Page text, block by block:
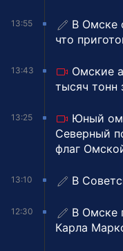
13:55
В Омске
что
13:43
Омские
тысяч тонн
13:25
Юный
Северный
флаг
13:10 В
12:30
В Омске
Карла